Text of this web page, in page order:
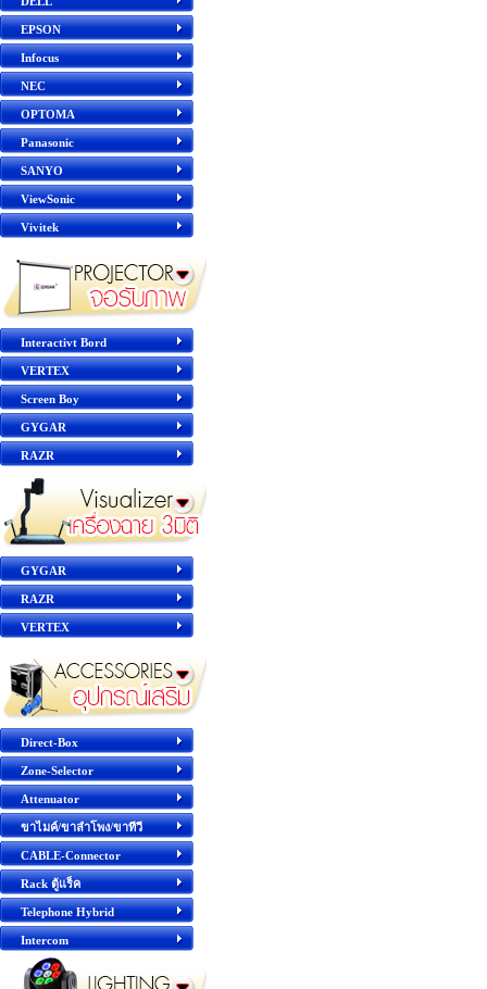
EPSON
Infocus
NEC
OPTOMA
Panasonic
SANYO
ViewSonic
Vivitek
Interactivt Bord
VERTEX
Screen Boy
GYGAR
RAZR
GYGAR
RAZR
VERTEX
Direct-Box
Zone-Selector
Attenuator
ขาไมค์/ขาลำโพง/ขาทีวี
CABLE-Connector
Rack ตู้แร็ค
Telephone Hybrid
Intercom